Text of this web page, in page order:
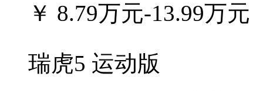
￥ 8.79万元-13.99万元
瑞虎5 运动版